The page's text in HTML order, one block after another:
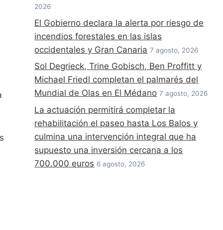
2026
El Gobierno declara la alerta por riesgo de
incendios forestales en las islas
occidentales y Gran Canaria 7 agosto, 2026
Sol Degrieck, Trine Gobisch, Ben Proffitt y
Michael Friedl completan el palmarés del
Mundial de Olas en El Médano 7 agosto, 2026
La actuación permitirá completar la
rehabilitación el paseo hasta Los Balos y
culmina una intervención integral que ha
supuesto una inversión cercana a los
700.000 euros 6 agosto, 2026